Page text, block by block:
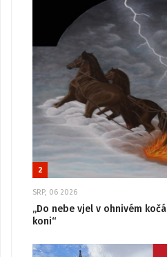
2
SRP, 06 2026
„Do nebe vjel v ohnivém
koni“